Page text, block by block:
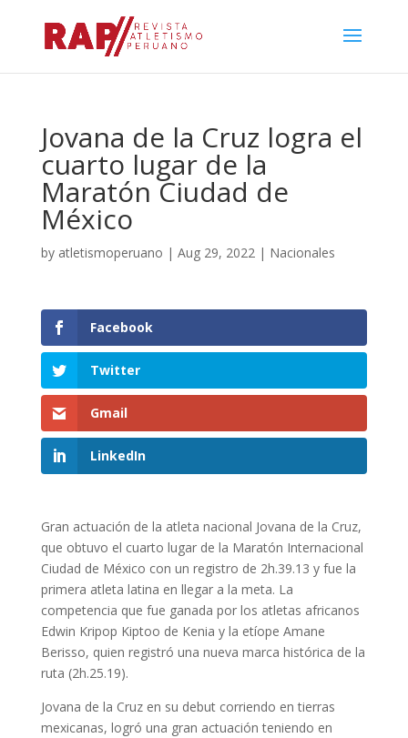
Jovana de la Cruz logra el
cuarto lugar de la
Maratón Ciudad de
México
by atletismoperuano | Aug 29, 2022| Nacionales
Facebook
Twitter
Gmail
LinkedIn
Gran actuación de la atleta nacional Jovana de la Cruz,
que obtuvo el cuarto lugar de la Maratón Internacional
Ciudad de México con un registro de 2h.39.13 y fue la
primera atleta latina en llegar a la meta. La
competencia que fue ganada por los atletas africanos
Edwin Kripop Kiptoo de Kenia y la etíope Amane
Berisso, quien registró una nueva marca histórica de la
ruta (2h.25.19).
Jovana de la Cruz en su debut corriendo en tierras
mexicanas, logró una gran actuación teniendo en